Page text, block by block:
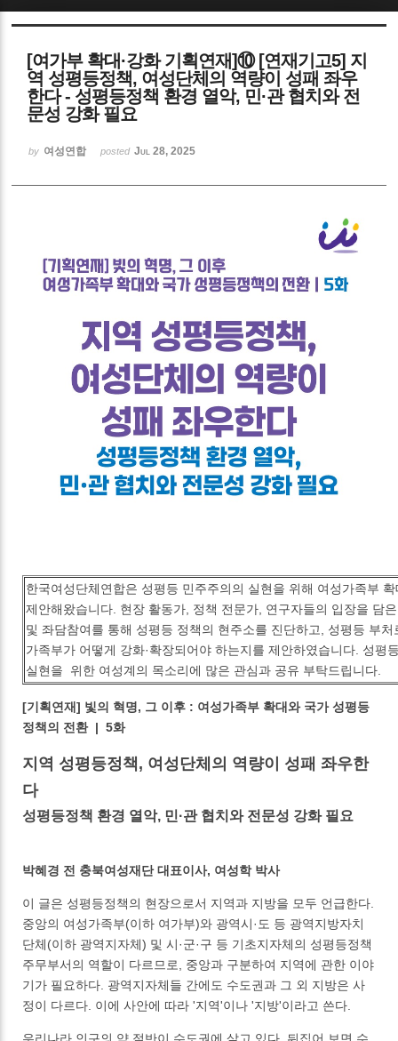
[여가부 확대·강화 기획연재]⑩ [연재기고5] 지
역 성평등정책, 여성단체의 역량이 성패 좌우
한다 - 성평등정책 환경 열악, 민·관 협치와 전
문성 강화 필요
by 여성연합 posted Jul 28, 2025
한국여성단체연합은 성평등 민주주의의 실현을 위해 여성가족부 확
제안해왔습니다. 현장 활동가, 정책 전문가, 연구자들의 입장을 담
및 좌담참여를 통해 성평등 정책의 현주소를 진단하고, 성평등 부처
가족부가 어떻게 강화·확장되어야 하는지를 제안하였습니다. 성평
실현을 위한 여성계의 목소리에 많은 관심과 공유 부탁드립니다.
[기획연재] 빛의 혁명, 그 이후 : 여성가족부 확대와 국가 성평등
정책의 전환 | 5화
지역 성평등정책, 여성단체의 역량이 성패 좌우한
다
성평등정책 환경 열악, 민·관 협치와 전문성 강화 필요
박혜경 전 충북여성재단 대표이사, 여성학 박사
이 글은 성평등정책의 현장으로서 지역과 지방을 모두 언급한다.
중앙의 여성가족부(이하 여가부)와 광역시·도 등 광역지방자치
단체(이하 광역지자체) 및 시·군·구 등 기초지자체의 성평등정책
주무부서의 역할이 다르므로, 중앙과 구분하여 지역에 관한 이야
기가 필요하다. 광역지자체들 간에도 수도권과 그 외 지방은 사
정이 다르다. 이에 사안에 따라 '지역'이나 '지방'이라고 쓴다.
Sketchbook5, 스케치북5
Sketchbook5, 스케치북5